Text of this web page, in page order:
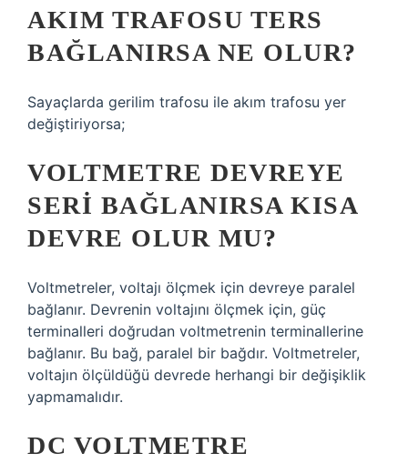
AKIM TRAFOSU TERS
BAĞLANIRSA NE OLUR?
Sayaçlarda gerilim trafosu ile akım trafosu yer
değiştiriyorsa;
VOLTMETRE DEVREYE
SERI BAĞLANIRSA KISA
DEVRE OLUR MU?
Voltmetreler, voltajı ölçmek için devreye paralel
bağlanır. Devrenin voltajını ölçmek için, güç
terminalleri doğrudan voltmetrenin terminallerine
bağlanır. Bu bağ, paralel bir bağdır. Voltmetreler,
voltajın ölçüldüğü devrede herhangi bir değişiklik
yapmamalıdır.
DC VOLTMETRE